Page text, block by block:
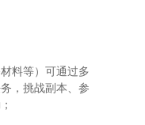
料等）可通过多
，挑战副本、参